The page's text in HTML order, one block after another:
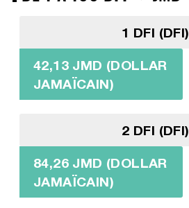
1 DFI (DFI)
42,13 JMD (DOLLAR
JAMAÏCAIN)
2 DFI (DFI)
84,26 JMD (DOLLAR
JAMAÏCAIN)